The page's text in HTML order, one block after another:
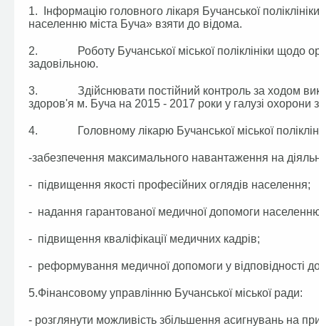
1. Інформацію головного лікаря Бучанської
населенню міста Буча» взяти до відома.
2. Роботу Бучанської міської поліклініки щодо
задовільною.
3. Здійснювати постійний контроль за ходом
здоров'я м. Буча на 2015 - 2017 роки у галузі охорони
4. Головному лікарю Бучанської міської
-забезпечення максимального навантаження на
- підвищення якості професійних оглядів населення;
- надання гарантованої медичної допомоги
- підвищення кваліфікації медичних кадрів;
- реформування медичної допомоги у відповідності
5.Фінансовому управлінню Бучанської міської ради:
- розглянути можливість збільшення асигнувань на